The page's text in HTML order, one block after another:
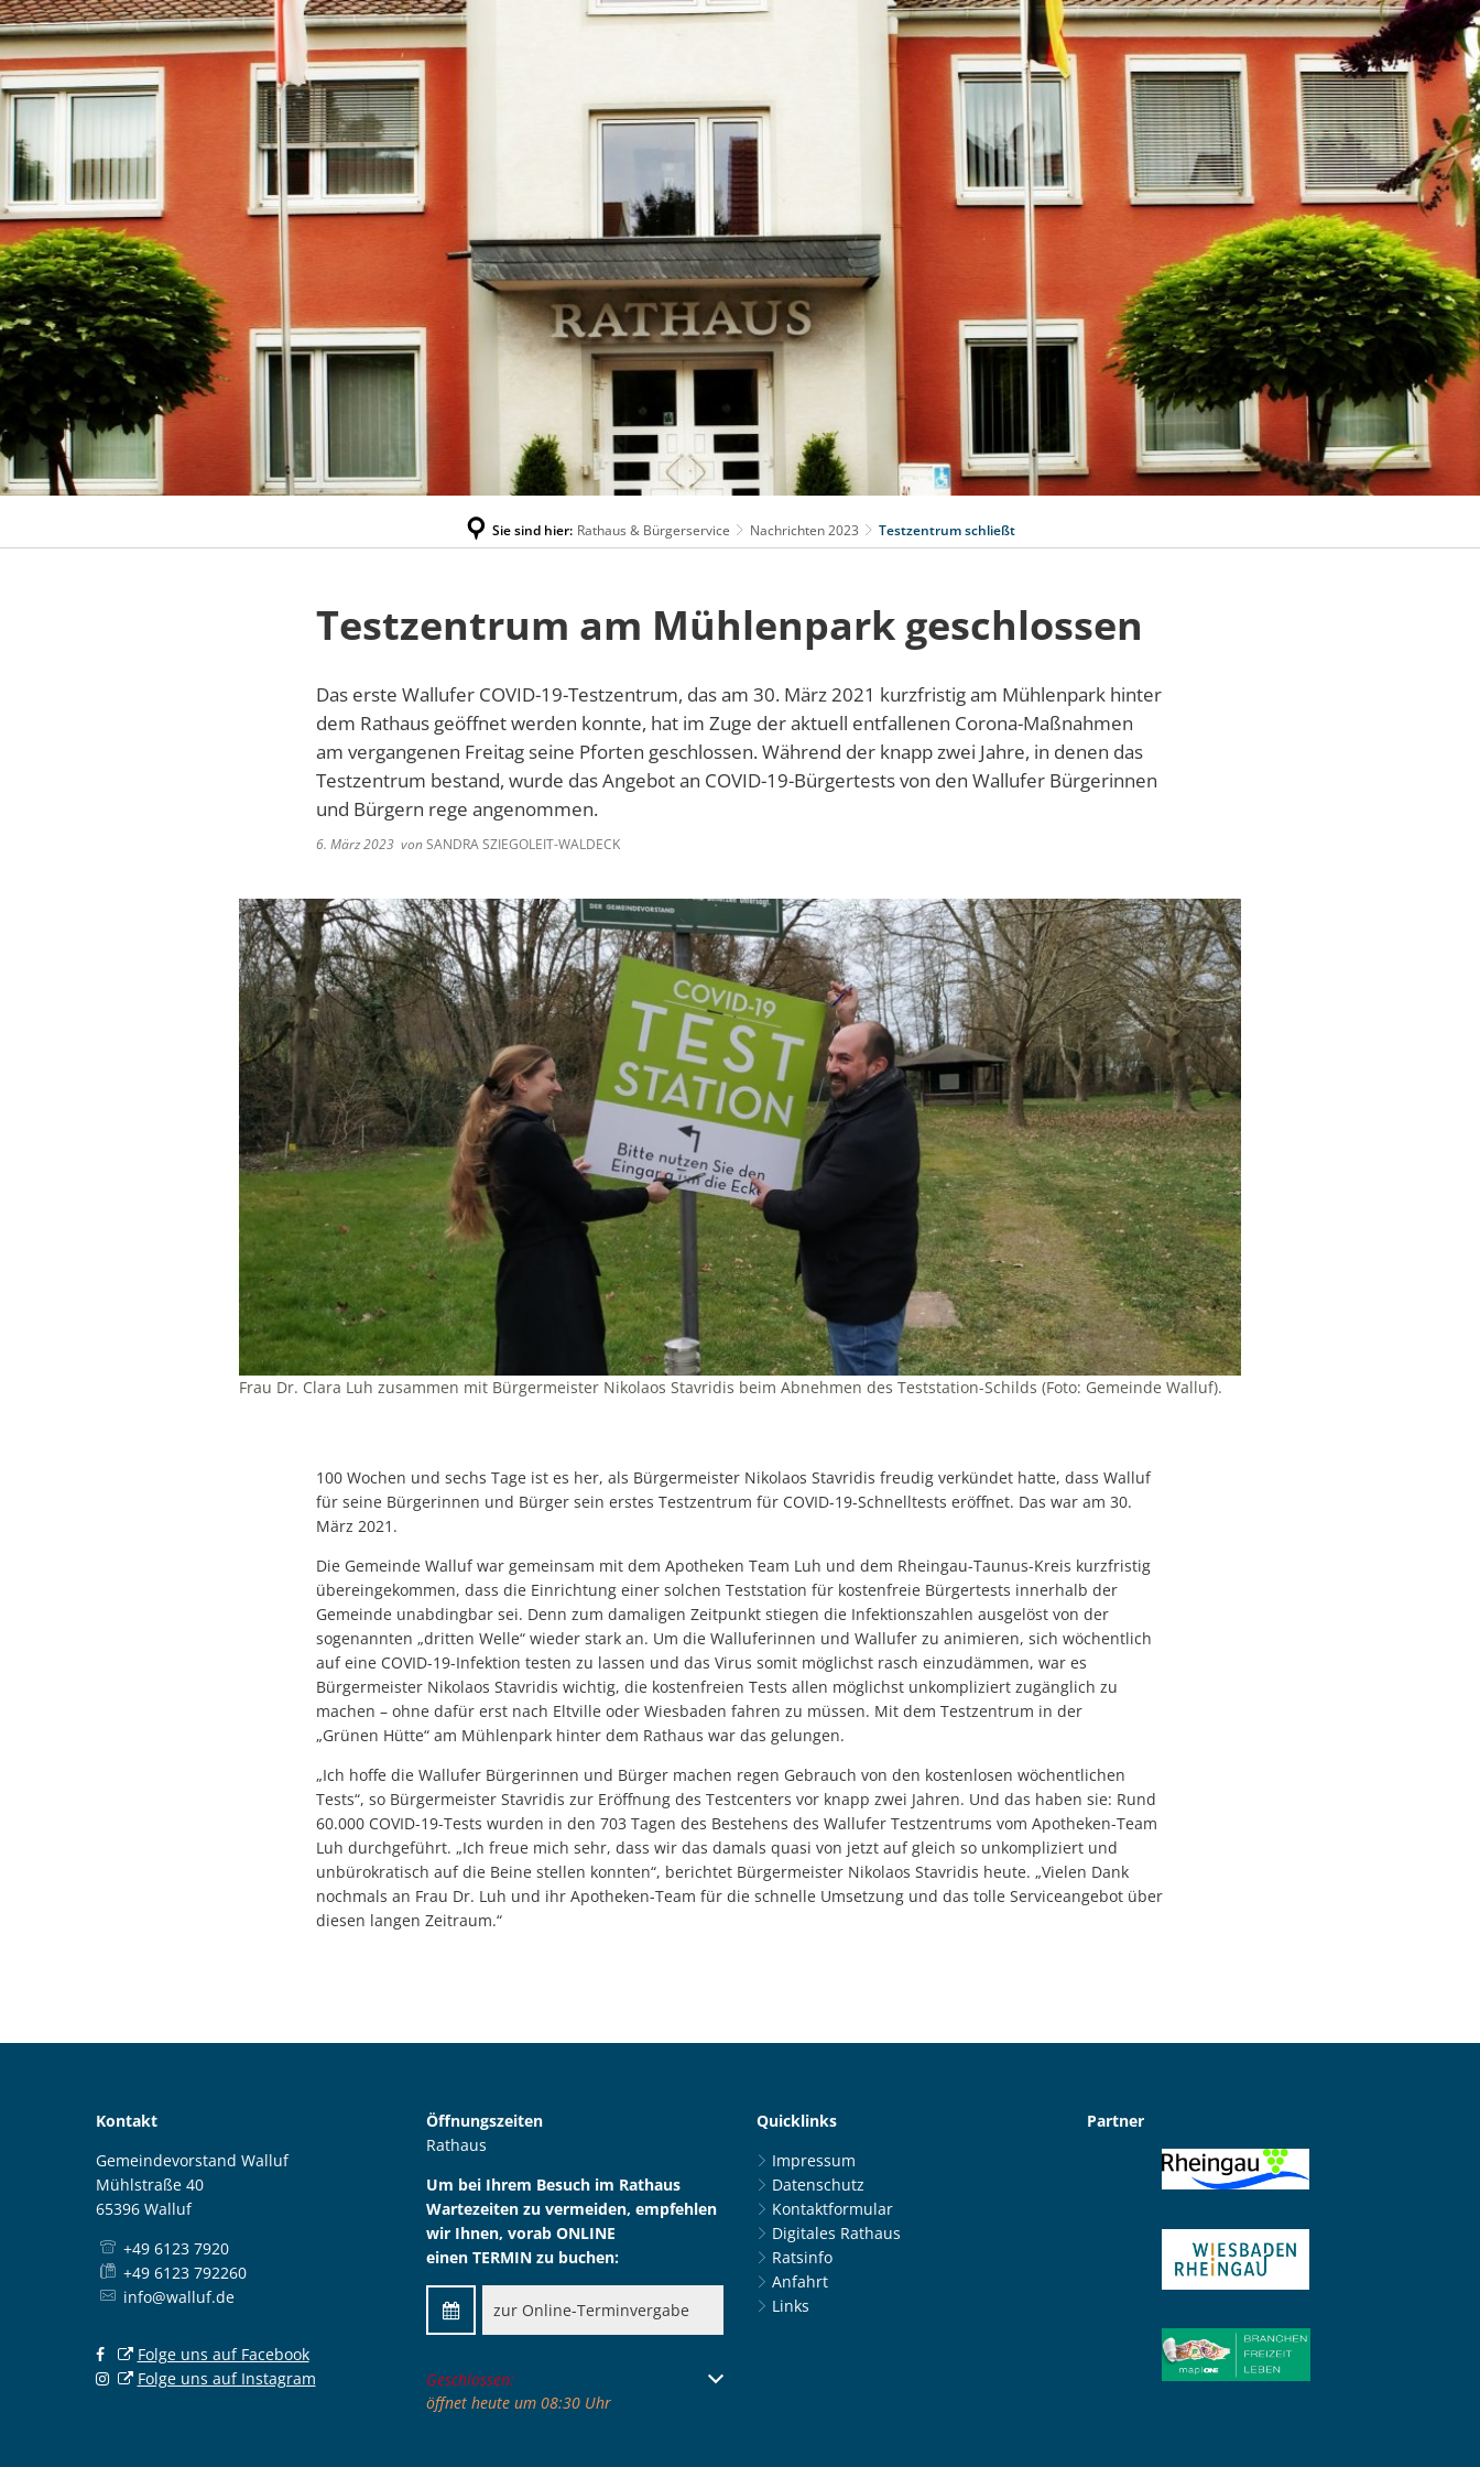
Impressum Datenschutz Barrierefreiheit
RATHAUS & BÜRGERSERVICE LEBEN IN WALLUF WIRTSCHAFTSFÖRDERUNG
Sie sind hier: Rathaus & Bürgerservice Nachrichten 2023 Testzentrum schließt
Testzentrum am Mühlenpark geschlossen
Das erste Wallufer COVID-19-Testzentrum, das am 30. März 2021 kurzfristig am Mühlenpark hinter
dem Rathaus geöffnet werden konnte, hat im Zuge der aktuell entfallenen Corona-Maßnahmen
am vergangenen Freitag seine Pforten geschlossen. Während der knapp zwei Jahre, in denen das
Testzentrum bestand, wurde das Angebot an COVID-19-Bürgertests von den Wallufer Bürgerinnen
und Bürgern rege angenommen.
6. März 2023 vonSANDRA SZIEGOLEIT-WALDECK
Frau Dr. Clara Luh zusammen mit Bürgermeister Nikolaos Stavridis beim Abnehmen des Teststation-Schilds (Foto: Gemeinde Walluf).
100 Wochen und sechs Tage ist es her, als Bürgermeister Nikolaos Stavridis freudig verkündet hatte, dass Walluf
für seine Bürgerinnen und Bürger sein erstes Testzentrum für COVID-19-Schnelltests eröffnet. Das war am 30.
März 2021.
Die Gemeinde Walluf war gemeinsam mit dem Apotheken Team Luh und dem Rheingau-Taunus-Kreis kurzfristig
übereingekommen, dass die Einrichtung einer solchen Teststation für kostenfreie Bürgertests innerhalb der
Gemeinde unabdingbar sei. Denn zum damaligen Zeitpunkt stiegen die Infektionszahlen ausgelöst von der
sogenannten „dritten Welle“ wieder stark an. Um die Walluferinnen und Wallufer zu animieren, sich wöchentlich
auf eine COVID-19-Infektion testen zu lassen und das Virus somit möglichst rasch einzudämmen, war es
Bürgermeister Nikolaos Stavridis wichtig, die kostenfreien Tests allen möglichst unkompliziert zugänglich zu
machen – ohne dafür erst nach Eltville oder Wiesbaden fahren zu müssen. Mit dem Testzentrum in der
„Grünen Hütte“ am Mühlenpark hinter dem Rathaus war das gelungen.
„Ich hoffe die Wallufer Bürgerinnen und Bürger machen regen Gebrauch von den kostenlosen wöchentlichen
Tests“, so Bürgermeister Stavridis zur Eröffnung des Testcenters vor knapp zwei Jahren. Und das haben sie: Rund
60.000 COVID-19-Tests wurden in den 703 Tagen des Bestehens des Wallufer Testzentrums vom Apotheken-Team
Luh durchgeführt. „Ich freue mich sehr, dass wir das damals quasi von jetzt auf gleich so unkompliziert und
unbürokratisch auf die Beine stellen konnten“, berichtet Bürgermeister Nikolaos Stavridis heute. „Vielen Dank
nochmals an Frau Dr. Luh und ihr Apotheken-Team für die schnelle Umsetzung und das tolle Serviceangebot über
diesen langen Zeitraum.“
Kontakt
Gemeindevorstand Walluf
Mühlstraße 40
65396 Walluf
+49 6123 7920
+49 6123 792260
info@walluf.de
Folge uns auf Facebook
Folge uns auf Instagram
Öffnungszeiten
Rathaus
Um bei Ihrem Besuch im Rathaus
Wartezeiten zu vermeiden, empfehlen
wir Ihnen, vorab ONLINE
einen TERMIN zu buchen:
zur Online-Terminvergabe
Klicken, um weitere Öffnungs- oder Schließzeiten auszublenden
Geschlossen:
öffnet heute um 08:30 Uhr
Quicklinks
Impressum
Datenschutz
Kontaktformular
Digitales Rathaus
Ratsinfo
Anfahrt
Links
Partner